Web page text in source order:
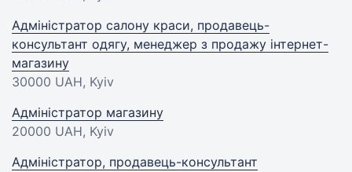
Адміністратор салону краси, продавець-
консультант одягу, менеджер з продажу інтернет-
магазину
30000 UAH, Kyiv
Адміністратор магазину
20000 UAH, Kyiv
Адміністратор, продавець-консультант